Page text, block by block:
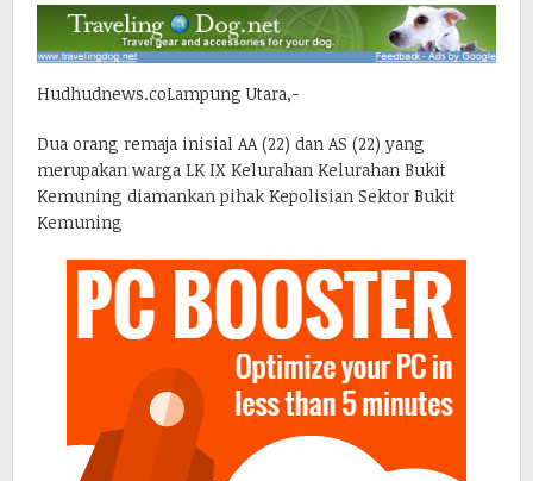
Hudhudnews.coLampung Utara,-
Dua orang remaja inisial AA (22) dan AS (22) yang
merupakan warga LK IX Kelurahan Kelurahan Bukit
Kemuning diamankan pihak Kepolisian Sektor Bukit
Kemuning